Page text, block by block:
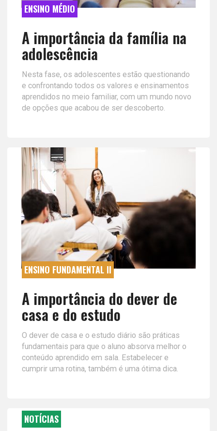
ENSINO MÉDIO
A importância da família na
adolescência
Nesta fase, os adolescentes estão questionando
e confrontando todos os valores e ensinamentos
aprendidos no meio familiar, com um mundo novo
de opções que acabou de ser descoberto.
ENSINO FUNDAMENTAL II
A importância do dever de
casa e do estudo
O dever de casa e o estudo diário são práticas
fundamentais para que o aluno absorva melhor o
conteúdo aprendido em sala. Estabelecer e
cumprir uma rotina, também é uma ótima dica.
NOTÍCIAS